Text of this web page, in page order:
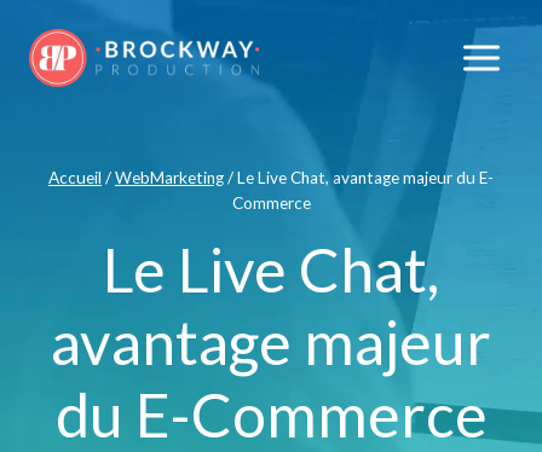
Accueil /WebMarketing/Le Live Chat, avantage majeur du E-
Commerce
Le Live Chat,
avantage majeur
du E-Commerce